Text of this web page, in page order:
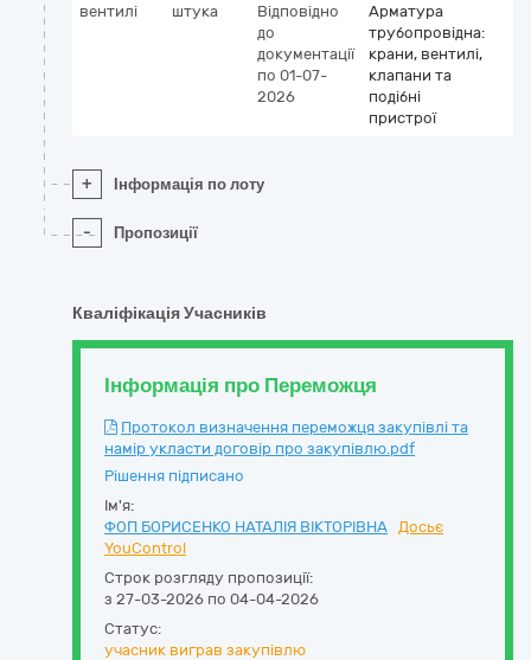
вентилі
штука
Відповідно
до
документації
по 01-07-
2026
Арматура
трубопровідна:
крани, вентилі,
клапани та
подібні
пристрої
+ Інформація по лоту
- Пропозиції
Кваліфікація Учасників
Інформація про Переможця
Протокол визначення переможця закупівлі та
намір укласти договір про закупівлю.pdf
Рішення підписано
Ім'я:
ФОП БОРИСЕНКО НАТАЛІЯ ВІКТОРІВНА Досьє
YouControl
Строк розгляду пропозиції:
з 27-03-2026 по 04-04-2026
Статус:
учасник виграв закупівлю